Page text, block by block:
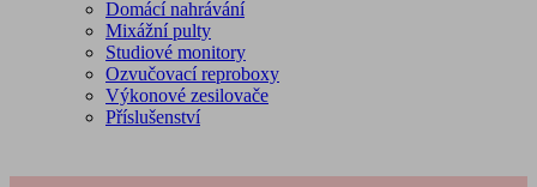
Domácí nahrávání
Mixážní pulty
Studiové monitory
Ozvučovací reproboxy
Výkonové zesilovače
Příslušenství